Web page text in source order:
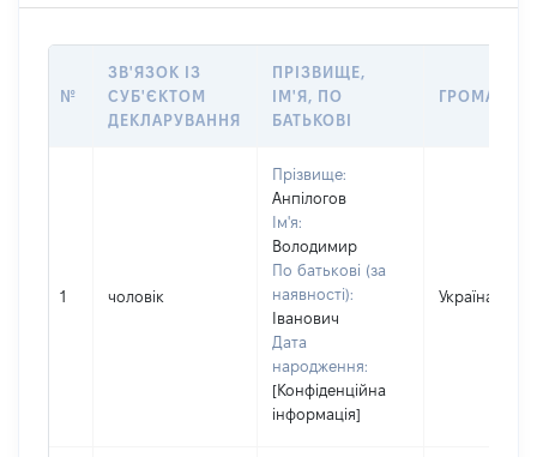
№
ЗВ'ЯЗОК ІЗ
СУБ'ЄКТОМ
ДЕКЛАРУВАННЯ
ПРІЗВИЩЕ,
ІМ'Я, ПО
БАТЬКОВІ
1 чоловік
Прізвище:
Анпілогов
Ім'я:
Володимир
По батькові (за
наявності):
Іванович
Дата
народження:
[Конфіденційна
інформація]
Україна